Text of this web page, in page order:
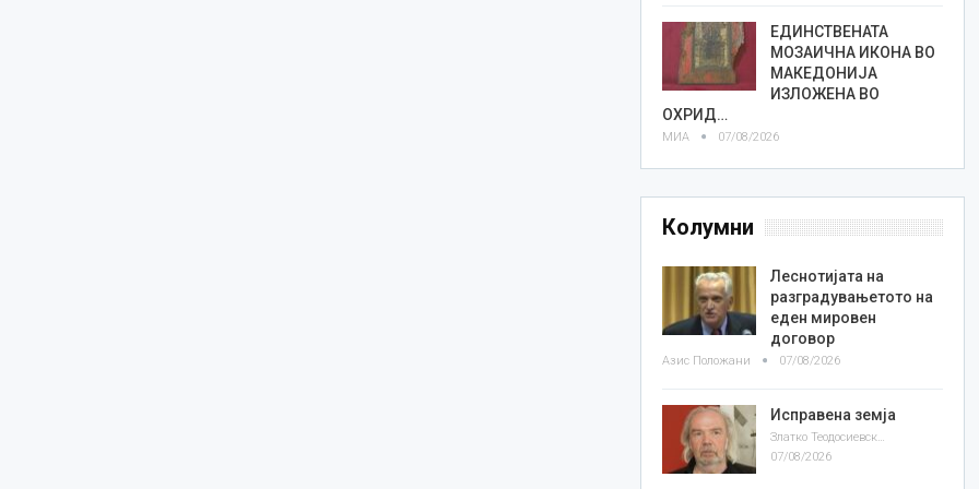
ЕДИНСТВЕНАТА
МОЗАИЧНА ИКОНА ВО
МАКЕДОНИЈА
ИЗЛОЖЕНА ВО
ОХРИД…
МИА 07/08/2026
Колумни
Леснотијата на
разградувањетото на
еден мировен
договор
Азис Положани 07/08/2026
Исправена земја
Златко Теодосиевски
07/08/2026